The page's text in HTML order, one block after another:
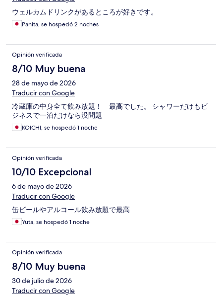
ウェルカムドリンクがあるところが好きです。
Panita, se hospedó 2 noches
Opinión verificada
8/10 Muy buena
28 de mayo de 2026
Traducir con Google
冷蔵庫の中身全て飲み放題！ 最高でした。 シャワーだけもビ
ジネスで一泊だけなら没問題
KOICHI, se hospedó 1 noche
Opinión verificada
10/10 Excepcional
6 de mayo de 2026
Traducir con Google
缶ビールやアルコール飲み放題で最高
Yuta, se hospedó 1 noche
Opinión verificada
8/10 Muy buena
30 de julio de 2026
Traducir con Google